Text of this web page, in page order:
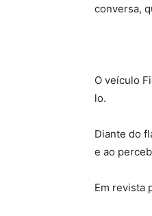
conversa,
O veículo
lo.
Diante do
e ao
Em revista